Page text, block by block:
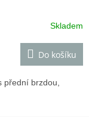
Skladem
Do košíku
přední brzdou,